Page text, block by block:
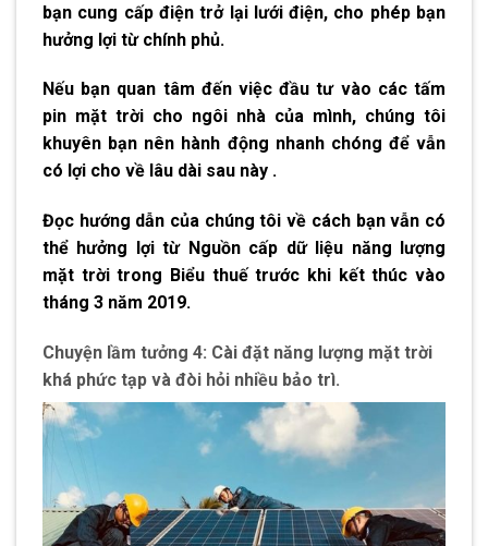
bạn cung cấp điện trở lại lưới điện, cho phép bạn
hưởng lợi từ chính phủ.
Nếu bạn quan tâm đến việc đầu tư vào các tấm
pin mặt trời cho ngôi nhà của mình, chúng tôi
khuyên bạn nên hành động nhanh chóng để vẫn
có lợi cho về lâu dài sau này .
Đọc hướng dẫn của chúng tôi về cách bạn vẫn có
thể hưởng lợi từ Nguồn cấp dữ liệu năng lượng
mặt trời trong Biểu thuế trước khi kết thúc vào
tháng 3 năm 2019.
Chuyện lầm tưởng 4: Cài đặt năng lượng mặt trời
khá phức tạp và đòi hỏi nhiều bảo trì.